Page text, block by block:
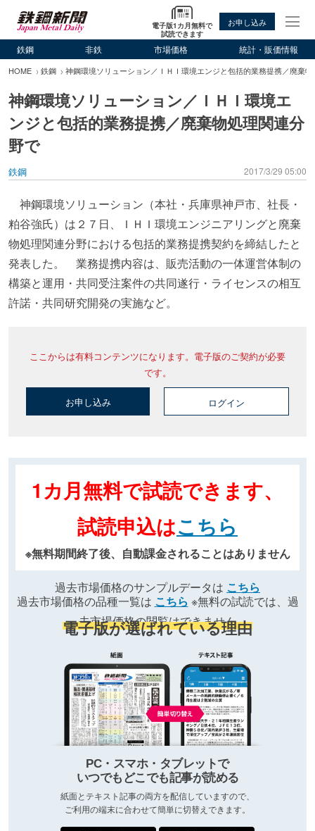
電子版1カ月無料で
試読できます
お申し込み
鉄鋼 非鉄 市場価格 統計・販価情報
HOME 鉄鋼 神鋼環境ソリューション／ＩＨＩ環境エンジと包括的業務提携／廃棄
神鋼環境ソリューション／ＩＨＩ環境エ
ンジと包括的業務提携／廃棄物処理関連分
野で
鉄鋼 2017/3/29 05:00
神鋼環境ソリューション（本社・兵庫県神戸市、社長・
粕谷強氏）は２７日、ＩＨＩ環境エンジニアリングと廃棄
物処理関連分野における包括的業務提携契約を締結したと
発表した。 業務提携内容は、販売活動の一体運営体制の
構築と運用・共同受注案件の共同遂行・ライセンスの相互
許諾・共同研究開発の実施など。
ここからは有料コンテンツになります。電子版のご契約が必要
です。
お申し込み ログイン
1カ月無料で試読できます、
試読申込はこちら
※無料期間終了後、自動課金されることはありません
過去市場価格のサンプルデータは こちら
過去市場価格の品種一覧は こちら ※無料の試読では、過
去市場価格の閲覧はできません
電子版が選ばれている理由
PC・スマホ・タブレットで
いつでもどこでも記事が読める
紙面とテキスト記事の両方を配信していますので、
ご利用の端末に合わせて簡単に切替えできます。